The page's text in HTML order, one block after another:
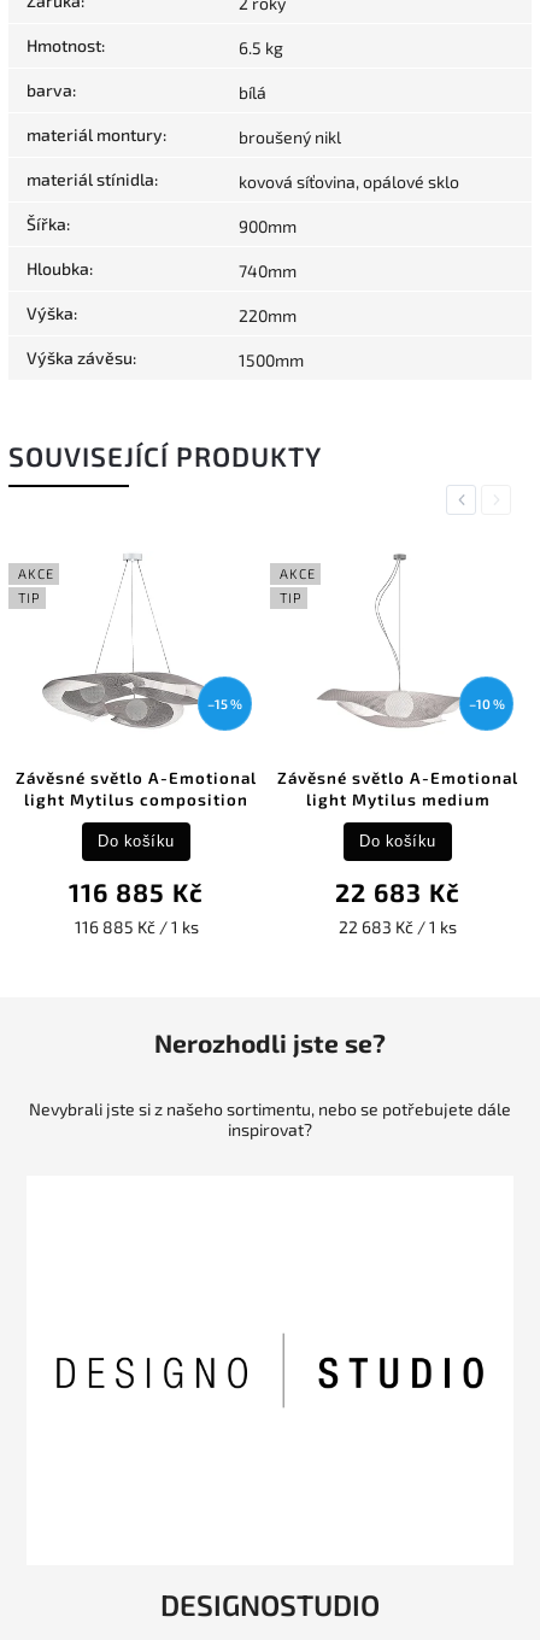
Hmotnost: 6.5 kg
barva: bílá
materiál montury: broušený nikl
materiál stínidla: kovová síťovina, opálové sklo
Šířka: 900mm
Hloubka: 740mm
Výška: 220mm
Výška závěsu: 1500mm
SOUVISEJÍCÍ PRODUKTY
Previous
AKCE
TIP
–15 %
Závěsné světlo A-Emotional
light Mytilus composition
116 885 Kč
116 885 Kč / 1 ks
Do košíku
AKCE
TIP
–10 %
Závěsné světlo A-Emotional
light Mytilus medium
22 683 Kč
22 683 Kč / 1 ks
Do košíku
Next
Nerozhodli jste se?
Nevybrali jste si z našeho sortimentu, nebo se potřebujete dále
inspirovat?
DESIGNOSTUDIO